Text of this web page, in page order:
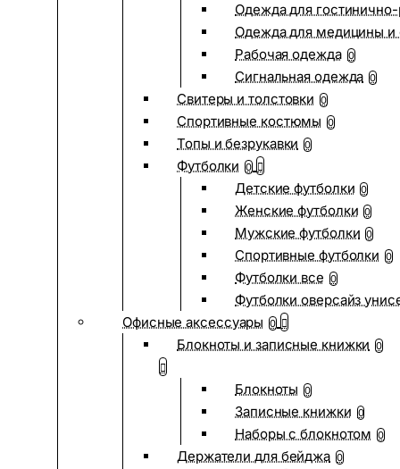
Одежда для
Одежда для медицины и
Рабочая одежда 0
Сигнальная одежда 0
Свитеры и толстовки 0
Спортивные костюмы 0
Топы и безрукавки 0
Футболки 0
Детские футболки 0
Женские футболки 0
Мужские футболки 0
Спортивные футболки 0
Футболки все 0
Футболки оверсайз
Офисные аксессуары 0
Блокноты и записные книжки 0
Блокноты 0
Записные книжки 0
Наборы с блокнотом 0
Держатели для бейджа 0